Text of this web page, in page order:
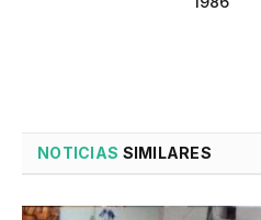
NOTICIAS SIMILARES